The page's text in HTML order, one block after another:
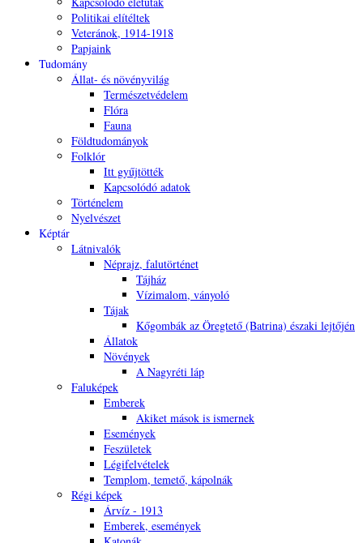
Politikai elítéltek
Veteránok, 1914-1918
Papjaink
Tudomány
Állat- és növényvilág
Természetvédelem
Flóra
Fauna
Földtudományok
Folklór
Itt gyűjtötték
Kapcsolódó adatok
Történelem
Nyelvészet
Képtár
Látnivalók
Néprajz, falutörténet
Tájház
Vízimalom, ványoló
Tájak
Kőgombák az Öregtető (Batrina) északi lejtőjén
Állatok
Növények
A Nagyréti láp
Faluképek
Emberek
Akiket mások is ismernek
Események
Feszületek
Légifelvételek
Templom, temető, kápolnák
Régi képek
Árvíz - 1913
Emberek, események